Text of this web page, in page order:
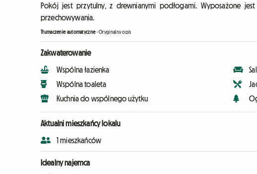
Pokój jest przytulny, z drewnianymi podłogami. Wyposażone
przechowywania.
Tłumaczenie automatyczne-Oryginalny opis
Zakwaterowanie
Wspólna łazienka
Wspólna toaleta
Kuchnia do wspólnego użytku
Aktualni mieszkańcy lokalu
1 mieszkańców
Idealny najemca